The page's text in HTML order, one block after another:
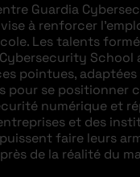
Guardia
à renforcer
Les talents
Cybersecurity
pointues,
pour se positionner
numérique et
et des
faire leurs
de la réalité du